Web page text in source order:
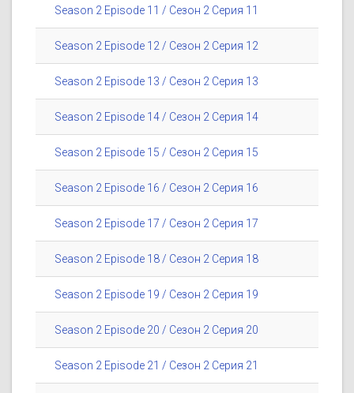
Season 2 Episode 11 / Сезон 2 Серия 11
Season 2 Episode 12 / Сезон 2 Серия 12
Season 2 Episode 13 / Сезон 2 Серия 13
Season 2 Episode 14 / Сезон 2 Серия 14
Season 2 Episode 15 / Сезон 2 Серия 15
Season 2 Episode 16 / Сезон 2 Серия 16
Season 2 Episode 17 / Сезон 2 Серия 17
Season 2 Episode 18 / Сезон 2 Серия 18
Season 2 Episode 19 / Сезон 2 Серия 19
Season 2 Episode 20 / Сезон 2 Серия 20
Season 2 Episode 21 / Сезон 2 Серия 21